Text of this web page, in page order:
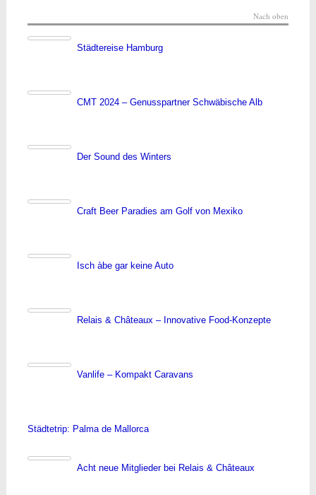
Nach oben
Städtereise Hamburg
CMT 2024 – Genusspartner Schwäbische Alb
Der Sound des Winters
Craft Beer Paradies am Golf von Mexiko
Isch àbe gar keine Auto
Relais & Châteaux – Innovative Food-Konzepte
Vanlife – Kompakt Caravans
Städtetrip: Palma de Mallorca
Acht neue Mitglieder bei Relais & Châteaux